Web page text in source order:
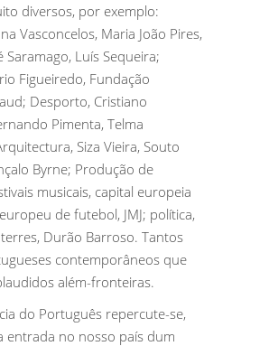
diversos, por exemplo:
Vasconcelos, Maria João Pires,
Saramago, Luís Sequeira;
Figueiredo, Fundação
Desporto, Cristiano
Pimenta, Telma
Siza Vieira, Souto
Byrne; Produção de
musicais, capital europeia
de futebol, JMJ; política,
Durão Barroso. Tantos
contemporâneos que
além-fronteiras.
do Português repercute-se,
entrada no nosso país dum